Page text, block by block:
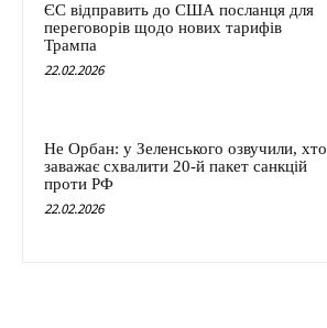
ЄС відправить до США посланця для
переговорів щодо нових тарифів
Трампа
22.02.2026
Не Орбан: у Зеленського озвучили, хто
заважає схвалити 20-й пакет санкцій
проти РФ
22.02.2026